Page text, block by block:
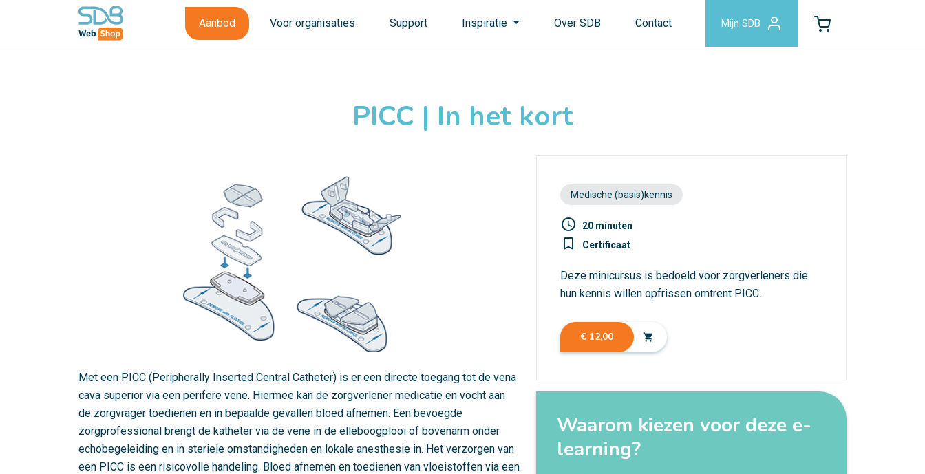
Aanbod Voor organisaties Support Inspiratie Over SDB Contact Mijn SDB
PICC | In het kort
Met een PICC (Peripherally Inserted Central Catheter) is er een directe toegang tot de vena
cava superior via een perifere vene. Hiermee kan de zorgverlener medicatie en vocht aan
de zorgvrager toedienen en in bepaalde gevallen bloed afnemen. Een bevoegde
zorgprofessional brengt de katheter via de vene in de elleboogplooi of bovenarm onder
echobegeleiding en in steriele omstandigheden en lokale anesthesie in. Het verzorgen van
een PICC is een risicovolle handeling. Bloed afnemen en toedienen van vloeistoffen via een
Medische (basis)kennis
access_time 20 minuten
turned_in_not Certificaat
Deze minicursus is bedoeld voor zorgverleners die
hun kennis willen opfrissen omtrent PICC.
€ 12,00 shopping_cart
Waarom kiezen voor deze e-
learning?